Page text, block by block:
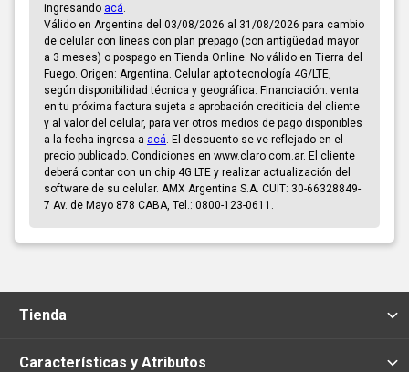
ingresando acá
Válido en Argentina del 03/08/2026 al 31/08/2026 para cambio
de celular con líneas con plan prepago (con antigüedad mayor
a 3 meses) o pospago en Tienda Online. No válido en Tierra del
Fuego. Origen: Argentina. Celular apto tecnología 4G/LTE,
según disponibilidad técnica y geográfica. Financiación: venta
en tu próxima factura sujeta a aprobación crediticia del cliente
y al valor del celular, para ver otros medios de pago disponibles
a la fecha ingresa a acá . El descuento se ve reflejado en el
precio publicado. Condiciones en www.claro.com.ar. El cliente
deberá contar con un chip 4G LTE y realizar actualización del
software de su celular. AMX Argentina S.A. CUIT: 30-66328849-
7 Av. de Mayo 878 CABA, Tel.: 0800-123-0611.
Tienda
Características y Atributos